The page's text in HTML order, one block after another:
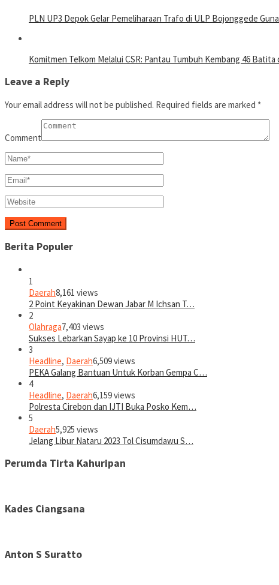
PLN UP3 Depok Gelar Pemeliharaan Trafo di ULP Bojonggede
Komitmen Telkom Melalui CSR: Pantau Tumbuh Kembang 46 Batita
Leave a Reply
Your email address will not be published. Required fields are marked *
Comment
Berita Populer
1
Daerah8,161 views
2 Point Keyakinan Dewan Jabar M Ichsan T…
2
Olahraga7,403 views
Sukses Lebarkan Sayap ke 10 Provinsi HUT…
3
Headline, Daerah6,509 views
PEKA Galang Bantuan Untuk Korban Gempa C…
4
Headline, Daerah6,159 views
Polresta Cirebon dan IJTI Buka Posko Kem…
5
Daerah5,925 views
Jelang Libur Nataru 2023 Tol Cisumdawu S…
Perumda Tirta Kahuripan
Kades Ciangsana
Anton S Suratto